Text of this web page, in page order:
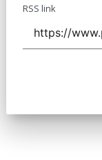
RSS link